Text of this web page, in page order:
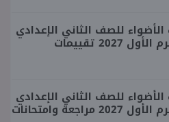
للصف الثاني الإعدادي
دراسات الترم الأول 2027 تقييمات
للصف الثاني الإعدادي
وامتحانات